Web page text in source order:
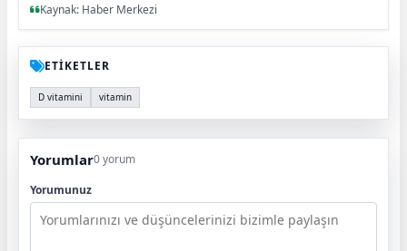
Kaynak: Haber Merkezi
ETİKETLER
D vitamini vitamin
Yorumlar0 yorum
Yorumunuz